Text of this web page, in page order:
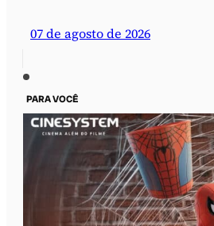
07 de agosto de 2026
PARA VOCÊ